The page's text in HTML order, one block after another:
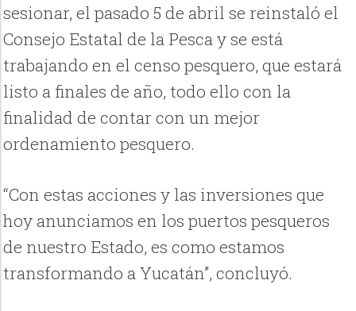
sesionar, el pasado 5 de abril se reinstaló el
Consejo Estatal de la Pesca y se está
trabajando en el censo pesquero, que estará
listo a finales de año, todo ello con la
finalidad de contar con un mejor
ordenamiento pesquero.
“Con estas acciones y las inversiones que
hoy anunciamos en los puertos pesqueros
de nuestro Estado, es como estamos
transformando a Yucatán”, concluyó.